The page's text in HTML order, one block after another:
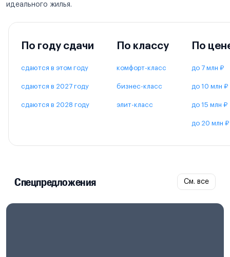
идеального жилья.
По году сдачи
сдаются в этом году
сдаются в 2027 году
сдаются в 2028 году
По классу
комфорт-класс
бизнес-класс
элит-класс
По
до 7 млн ₽
до 10 млн ₽
до 15 млн ₽
до 20 млн ₽
Спецпредложения См. все